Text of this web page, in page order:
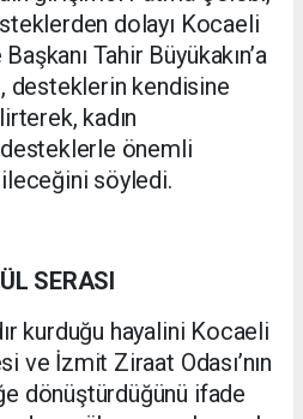
dolayı Kocaeli
Tahir Büyükakın’a
desteklerin kendisine
kadın
önemli
söyledi.
SERASI
kurduğu hayalini Kocaeli
ve İzmit Ziraat Odası’nın
dönüştürdüğünü ifade